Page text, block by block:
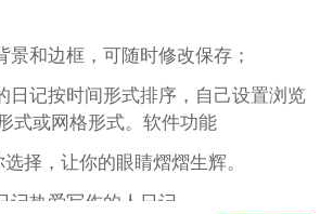
景和边框，可随时修改保存；
日记按时间形式排序，自己设置浏览
式或网格形式。软件功能
择，让你的眼睛熠熠生辉。
记热爱写作的人日记。